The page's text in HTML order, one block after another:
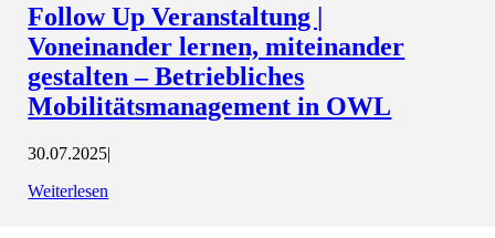
Follow Up Veranstaltung |
Voneinander lernen, miteinander
gestalten – Betriebliches
Mobilitätsmanagement in OWL
30.07.2025|
Weiterlesen